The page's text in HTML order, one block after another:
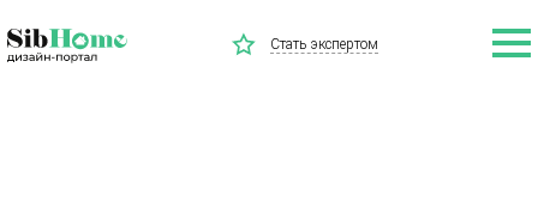
Стать экспертом